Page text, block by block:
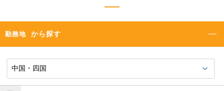
勤務地 から探す